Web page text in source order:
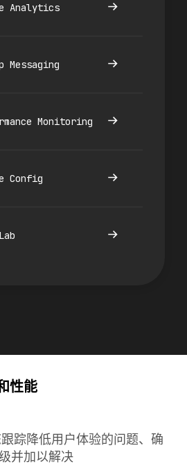
Analytics
Messaging
Monitoring
Config
性能
踪降低用户体验的问题、确
并加以解决